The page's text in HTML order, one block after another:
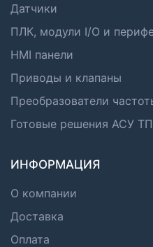
Датчики
ПЛК, модули I/O и
HMI панели
Приводы и клапаны
Преобразователи
Готовые решения АСУ ТП
ИНФОРМАЦИЯ
О компании
Доставка
Оплата